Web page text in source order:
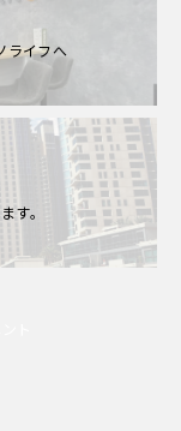
ライフへ
す。